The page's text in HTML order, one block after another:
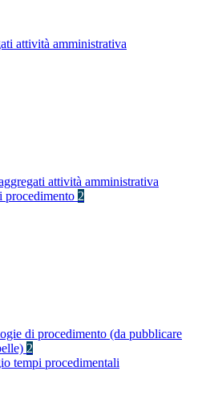
attività amministrativa
attività amministrativa
procedimento 2
di procedimento (da pubblicare
2
tempi procedimentali